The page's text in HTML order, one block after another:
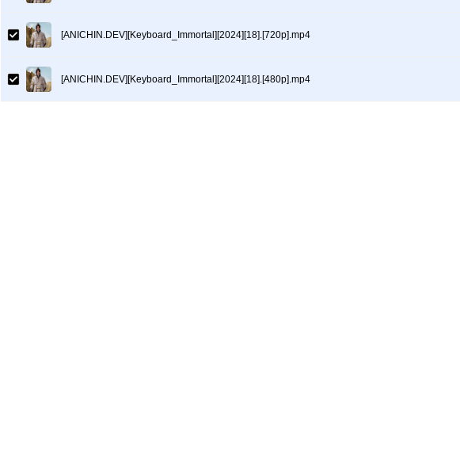
[ANICHIN.DEV][Keyboard_Immortal][2024][18].[720p].mp4
[ANICHIN.DEV][Keyboard_Immortal][2024][18].[480p].mp4